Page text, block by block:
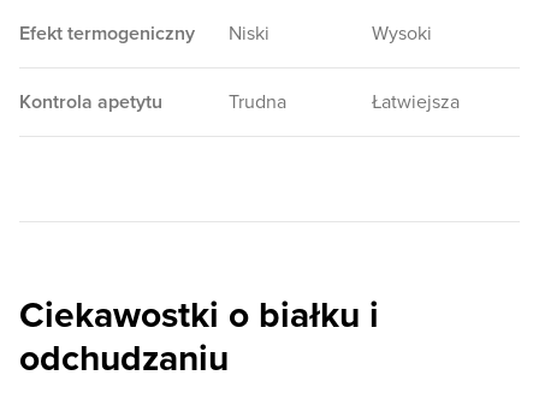
Efekt termogeniczny Niski Wysoki
Kontrola apetytu Trudna Łatwiejsza
Ciekawostki o białku i
odchudzaniu